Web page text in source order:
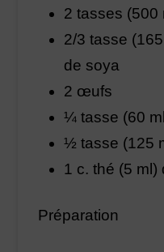
2 tasses (500
2/3 tasse
de soya
2 œufs
¼ tasse (60
½ tasse (125
1 c. thé (5 ml)
Préparation